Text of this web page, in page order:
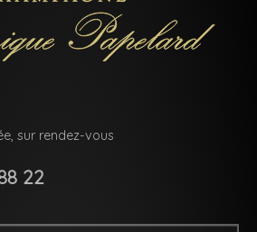
sur rendez-vous
22